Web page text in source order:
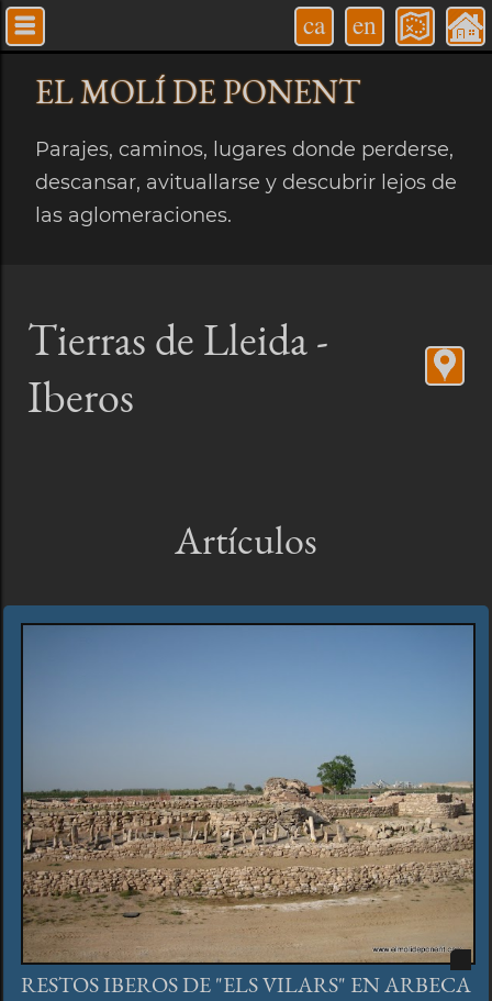
ca en
EL MOLÍDE PONENT
Parajes, caminos, lugares donde perderse,
descansar, avituallarse y descubrir lejos de
las aglomeraciones.
Tierras de Lleida -
Iberos
Artículos
RESTOS IBEROS DE "ELS VILARS" EN ARBECA